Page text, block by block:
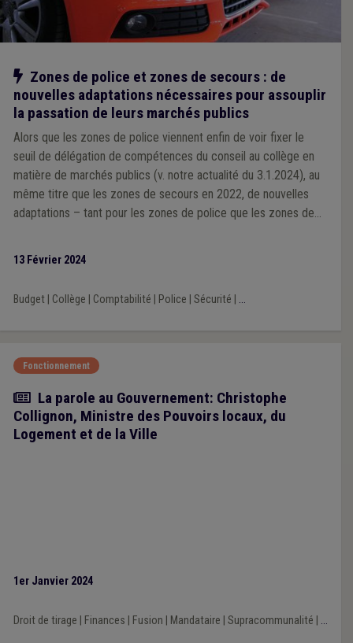
Notre action
Zones de police et zones de secours : de
nouvelles adaptations nécessaires pour assouplir
la passation de leurs marchés publics
Alors que les zones de police viennent enfin de voir fixer le
seuil de délégation de compétences du conseil au collège en
matière de marchés publics (v. notre actualité du 3.1.2024), au
même titre que les zones de secours en 2022, de nouvelles
adaptations – tant pour les zones de police que les zones de
13 Février 2024
Budget| Collège Comptabilité Police Sécurité ...
Fonctionnement
Article
La parole au Gouvernement: Christophe
Collignon, Ministre des Pouvoirs locaux, du
Logement et de la Ville
1er Janvier 2024
Droit de tirage Finances Fusion Mandataire Supracommunalité ...